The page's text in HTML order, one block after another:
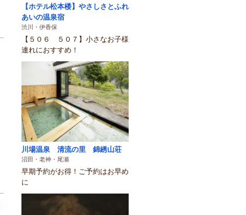
【ホテル松本楼】やさしさとふれ
あいの温泉宿
渋川・伊香保
【５０６ ５０７】小さなお子様
連れにおすすめ！
川場温泉 清流の里 錦綉山荘
沼田・老神・尾瀬
早期予約がお得！ご予約はお早め
に